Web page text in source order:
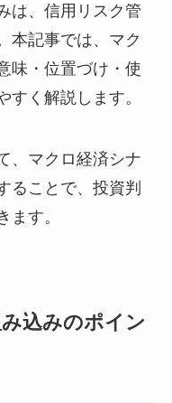
は、信用リスク管
本記事では、マク
味・位置づけ・使
すく解説します。
、マクロ経済シナ
ることで、投資判
ます。
込みのポイン